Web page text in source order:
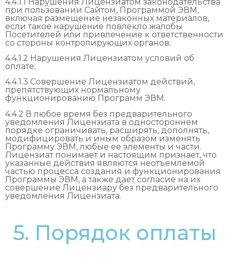
при пользовании Сайтом, Программой ЭВМ,
включая размещение незаконных материалов,
если такое нарушение повлекло жалобы
Посетителей или привлечение к ответственности
со стороны контролирующих органов;
4.4.1.2 Нарушения Лицензиатом условий об
оплате;
4.4.1.3 Совершение Лицензиатом действий,
препятствующих нормальному
функционированию Программ ЭВМ.
4.4.2 В любое время без предварительного
уведомления Лицензиата в одностороннем
порядке ограничивать, расширять, дополнять,
модифицировать и иным образом изменять
Программу ЭВМ, любые ее элементы и части.
Лицензиат понимает и настоящим признает, что
указанные действия являются неотъемлемой
частью процесса создания и функционирования
Программы ЭВМ, а также дает согласие на их
совершение Лицензиару без предварительного
уведомления Лицензиата.
5. Порядок оплаты